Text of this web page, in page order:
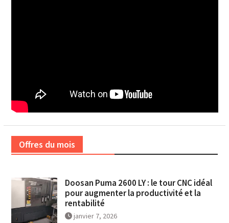
Offres du mois
Doosan Puma 2600 LY : le tour CNC idéal
pour augmenter la productivité et la
rentabilité
janvier 7, 2026